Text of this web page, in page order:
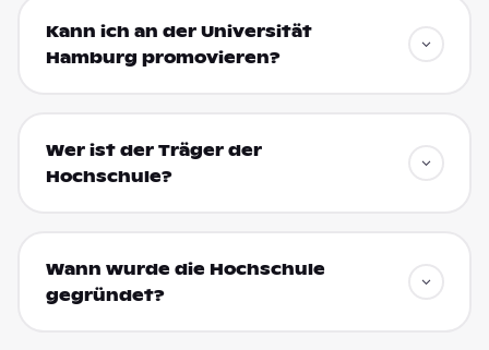
Kann ich an der Universität
Hamburg promovieren?
Wer ist der Träger der
Hochschule?
Wann wurde die Hochschule
gegründet?